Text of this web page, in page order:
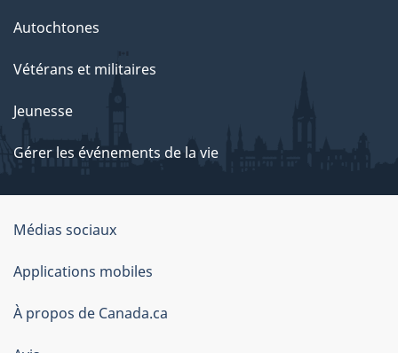
Autochtones
Vétérans et militaires
Jeunesse
Gérer les événements de la vie
Organisation
du
gouvernement
du
Canada
Médias sociaux
Applications mobiles
À propos de Canada.ca